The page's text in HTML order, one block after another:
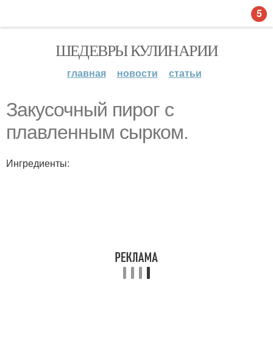
ШЕДЕВРЫ КУЛИНАРИИ
главная новости статьи
Закусочный пирог с
плавленным сырком.
Ингредиенты:
5